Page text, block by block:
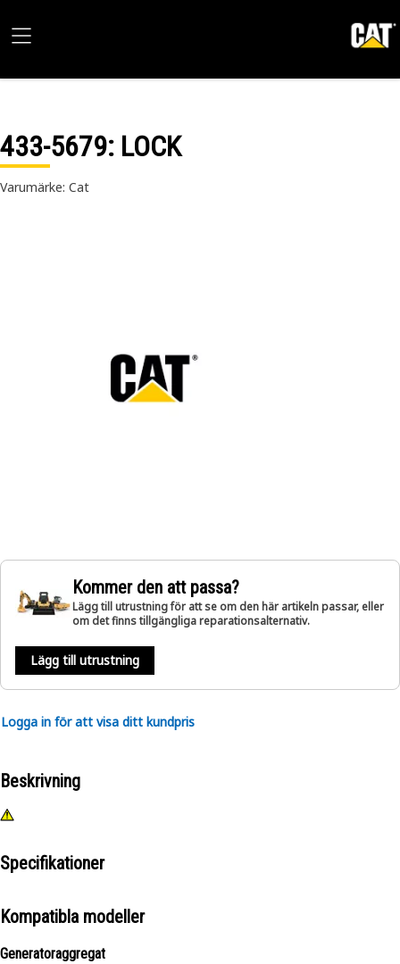
433-5679: LOCK
Varumärke: Cat
Kommer den att passa?
Lägg till utrustning för att se om den här artikeln passar, eller
om det finns tillgängliga reparationsalternativ.
Lägg till utrustning
Logga in för att visa ditt kundpris
Beskrivning
Specifikationer
Kompatibla modeller
Generatoraggregat